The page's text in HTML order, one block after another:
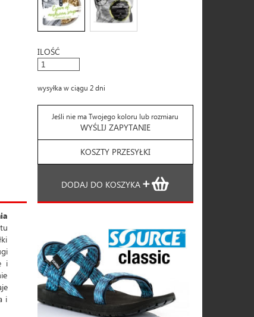
ILOŚĆ
wysyłka w ciągu 2 dni
Jeśli nie ma Twojego koloru lub rozmiaru
WYŚLIJ ZAPYTANIE
KOSZTY PRZESYŁKI
DODAJ DO KOSZYKA
i
i